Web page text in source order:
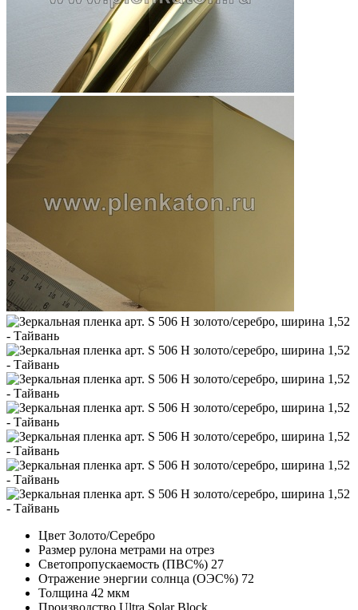
Цвет Золото/Серебро
Размер рулона метрами на отрез
Светопропускаемость (ПВС%) 27
Отражение энергии солнца (ОЭС%) 72
Толщина 42 мкм
Производство Ultra Solar Block